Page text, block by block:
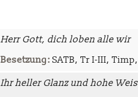
Herr Gott, dich loben alle wir
Besetzung: SATB, Tr I-III,
Ihr heller Glanz und hohe